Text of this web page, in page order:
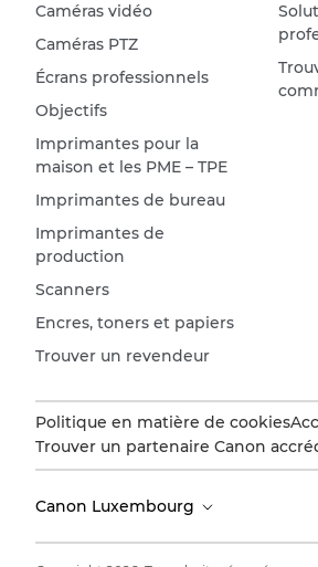
Caméras vidéo
Caméras PTZ
Écrans professionnels
Objectifs
Imprimantes pour la
maison et les PME – TPE
Imprimantes de bureau
Imprimantes de
production
Scanners
Encres, toners et papiers
Trouver un revendeur
Politique en matière de cookies
Trouver un partenaire Canon
Canon Luxembourg